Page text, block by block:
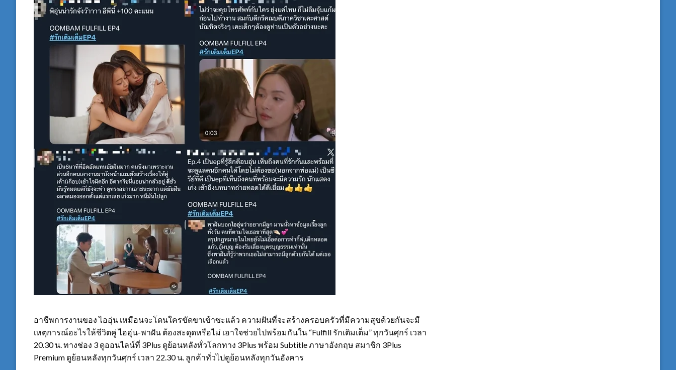
อาชีพการงานของ ไออุ่น เหมือนจะโดนใครขัดขาเข้าซะแล้ว ความฝันที่จะสร้างครอบครัวที่มีความสุขด้วยกันจะมี
เหตุการณ์อะไรให้ชีวิตคู่ ไออุ่น-พาฝัน ต้องสะดุดหรือไม่ เอาใจช่วยไปพร้อมกันใน “Fulfill รักเติมเต็ม” ทุกวันศุกร์ เวลา
20.30 น. ทางช่อง 3 ดูออนไลน์ที่ 3Plus ดูย้อนหลังทั่วโลกทาง 3Plus พร้อม Subtitle ภาษาอังกฤษ สมาชิก 3Plus
Premium ดูย้อนหลังทุกวันศุกร์ เวลา 22.30 น. ลูกค้าทั่วไปดูย้อนหลังทุกวันอังคาร